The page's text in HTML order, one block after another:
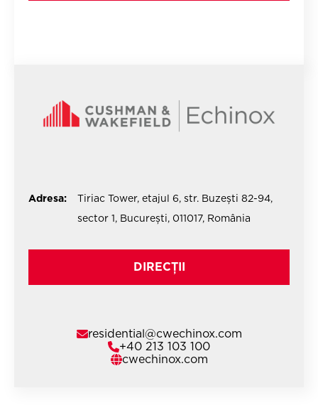
Adresa:
Tiriac Tower, etajul 6, str. Buzești 82-94,
sector 1, București, 011017, România
DIRECȚII
residential@cwechinox.com
+40 213 103 100
cwechinox.com